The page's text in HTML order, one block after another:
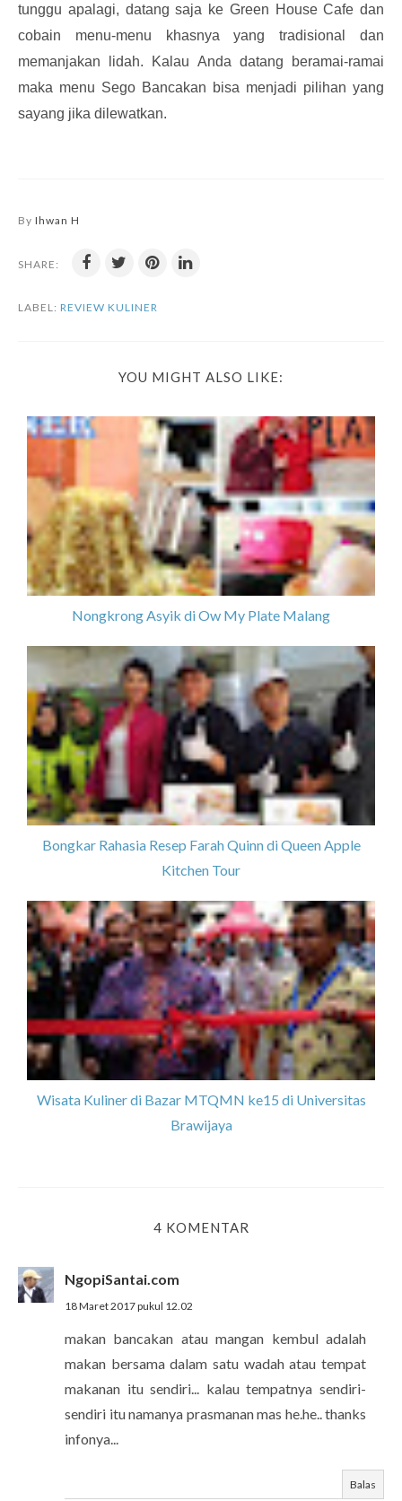
tunggu apalagi, datang saja ke Green House Cafe dan
cobain menu-menu khasnya yang tradisional dan
memanjakan lidah. Kalau Anda datang beramai-ramai
maka menu Sego Bancakan bisa menjadi pilihan yang
sayang jika dilewatkan.
By Ihwan H
SHARE:
LABEL: REVIEW KULINER
YOU MIGHT ALSO LIKE:
Nongkrong Asyik di Ow My Plate Malang
Bongkar Rahasia Resep Farah Quinn di Queen Apple
Kitchen Tour
Wisata Kuliner di Bazar MTQMN ke15 di Universitas
Brawijaya
4 KOMENTAR
NgopiSantai.com
18 Maret 2017 pukul 12.02
makan bancakan atau mangan kembul adalah
makan bersama dalam satu wadah atau tempat
makanan itu sendiri... kalau tempatnya sendiri-
sendiri itu namanya prasmanan mas he.he.. thanks
infonya...
Balas